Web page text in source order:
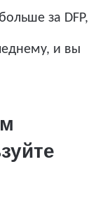
за DFP,
и вы